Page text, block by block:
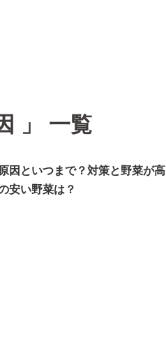
」 一覧
因といつまで？対策と野菜が
安い野菜は？